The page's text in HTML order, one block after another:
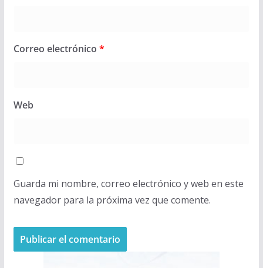
Correo electrónico *
Web
Guarda mi nombre, correo electrónico y web en este
navegador para la próxima vez que comente.